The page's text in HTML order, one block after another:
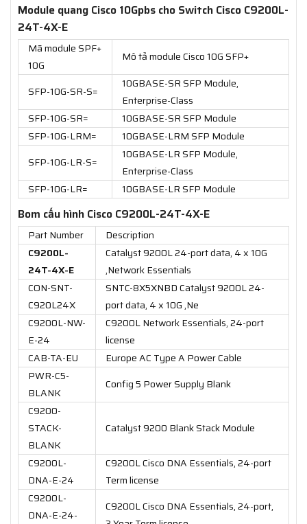
Module quang Cisco 10Gpbs cho Switch Cisco C9200L-
24T-4X-E
Mã module SPF+
10G
Mô tả module Cisco 10G SFP+
SFP-10G-SR-S=
10GBASE-SR SFP Module,
Enterprise-Class
SFP-10G-SR=
10GBASE-SR SFP Module
SFP-10G-LRM=
10GBASE-LRM SFP Module
SFP-10G-LR-S=
10GBASE-LR SFP Module,
Enterprise-Class
SFP-10G-LR=
10GBASE-LR SFP Module
Bom cấu hình Cisco C9200L-24T-4X-E
Part Number
Description
C9200L-
24T-4X-E
Catalyst 9200L 24-port data, 4 x 10G
,Network Essentials
CON-SNT-
C920L24X
SNTC-8X5XNBD Catalyst 9200L 24-
port data, 4 x 10G ,Ne
C9200L-NW-
E-24
C9200L Network Essentials, 24-port
license
CAB-TA-EU
Europe AC Type A Power Cable
PWR-C5-
BLANK
Config 5 Power Supply Blank
C9200-
STACK-
BLANK
Catalyst 9200 Blank Stack Module
C9200L-
DNA-E-24
C9200L Cisco DNA Essentials, 24-port
Term license
C9200L-
DNA-E-24-
C9200L Cisco DNA Essentials, 24-port,